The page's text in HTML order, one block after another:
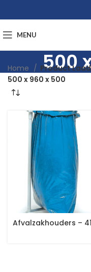
MENU
500
Home
Product
500 x 960 x 500
Afvalzakhouders –